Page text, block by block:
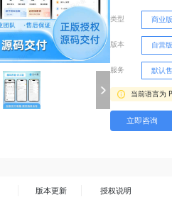
类型 商业版
版本 自营版
服务 默认
当前语言为
立即咨询
版本更新 授权说明